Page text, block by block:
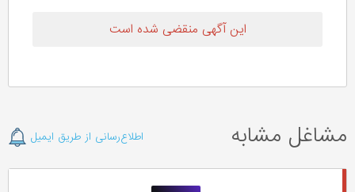
این آگهی منقضی شده است
مشاغل مشابه اطلاع‌رسانی از طریق ایمیل